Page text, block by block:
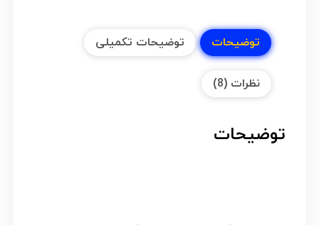
توضیحات توضیحات تکمیلی
نظرات (8)
توضیحات